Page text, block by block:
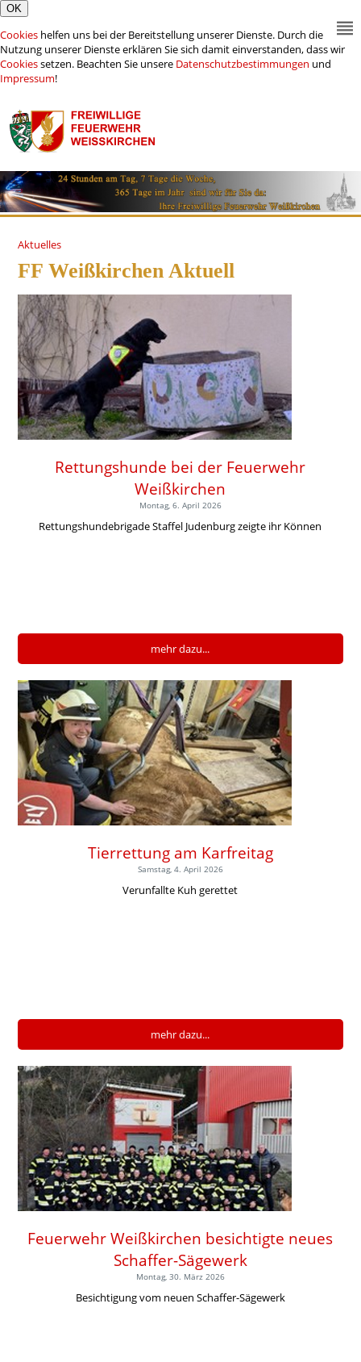
Cookies helfen uns bei der Bereitstellung unserer Dienste. Durch die
Nutzung unserer Dienste erklären Sie sich damit einverstanden, dass wir
Cookiessetzen. Beachten Sie unsere Datenschutzbestimmungen und
Impressum!
Aktuelles
FF Weißkirchen Aktuell
Rettungshunde bei der Feuerwehr
Weißkirchen
Montag, 6. April 2026
Rettungshundebrigade Staffel Judenburg zeigte ihr Können
mehr dazu...
Tierrettung am Karfreitag
Samstag, 4. April 2026
Verunfallte Kuh gerettet
mehr dazu...
Feuerwehr Weißkirchen besichtigte neues
Schaffer-Sägewerk
Montag, 30. März 2026
Besichtigung vom neuen Schaffer-Sägewerk